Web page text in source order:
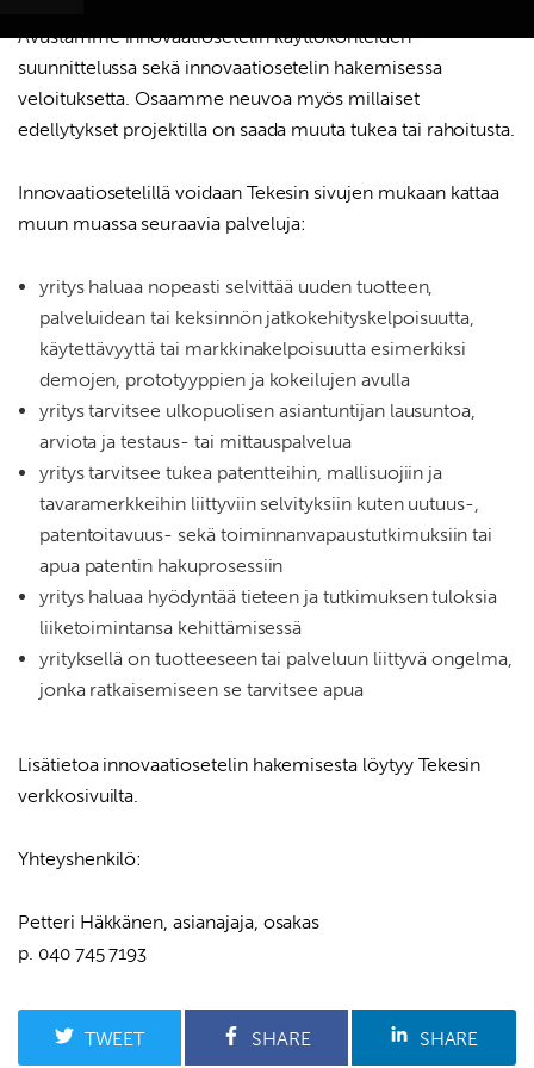
Haku:
Avustamme innovaatiosetelin käyttökohteiden
suunnittelussa sekä innovaatiosetelin hakemisessa
veloituksetta. Osaamme neuvoa myös millaiset
edellytykset projektilla on saada muuta tukea tai rahoitusta.
Innovaatiosetelillä voidaan Tekesin sivujen mukaan kattaa
muun muassa seuraavia palveluja:
yritys haluaa nopeasti selvittää uuden tuotteen,
palveluidean tai keksinnön jatkokehityskelpoisuutta,
käytettävyyttä tai markkinakelpoisuutta esimerkiksi
demojen, prototyyppien ja kokeilujen avulla
yritys tarvitsee ulkopuolisen asiantuntijan lausuntoa,
arviota ja testaus- tai mittauspalvelua
yritys tarvitsee tukea patentteihin, mallisuojiin ja
tavaramerkkeihin liittyviin selvityksiin kuten uutuus-,
patentoitavuus- sekä toiminnanvapaustutkimuksiin tai
apua patentin hakuprosessiin
yritys haluaa hyödyntää tieteen ja tutkimuksen tuloksia
liiketoimintansa kehittämisessä
yrityksellä on tuotteeseen tai palveluun liittyvä ongelma,
jonka ratkaisemiseen se tarvitsee apua
Lisätietoa innovaatiosetelin hakemisesta löytyy Tekesin
verkkosivuilta.
Yhteyshenkilö:
Petteri Häkkänen, asianajaja, osakas
p. 040 745 7193
TWEET SHARE SHARE